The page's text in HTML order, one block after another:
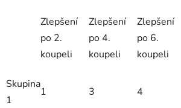
Zlepšení
po 2.
koupeli
Zlepšení
po 4.
koupeli
Zlepšení
po 6.
koupeli
Skupina
1
1 3 4